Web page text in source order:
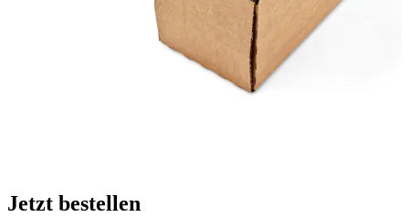
Jetzt bestellen